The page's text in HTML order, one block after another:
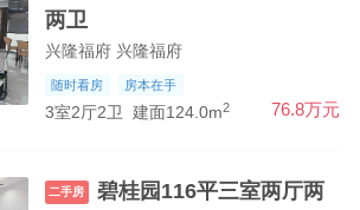
两卫
兴隆福府 兴隆福府
随时看房 房本在手
3室2厅2卫 建面124.0m2 76.8万元
二手房